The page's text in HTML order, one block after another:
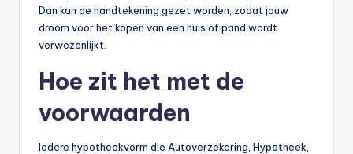
Dan kan de handtekening gezet worden, zodat jouw
droom voor het kopen van een huis of pand wordt
verwezenlijkt.
Hoe zit het met de
voorwaarden
Iedere hypotheekvorm die Autoverzekering, Hypotheek,